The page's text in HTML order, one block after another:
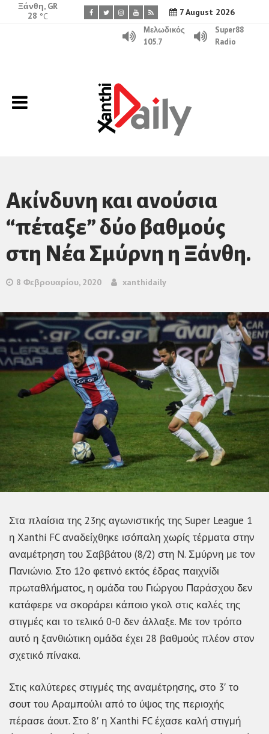
7 August 2026
Ξάνθη, GR
28 °C
Μελωδικός
105.7
Super88
Radio
Ακίνδυνη και ανούσια
“πέταξε” δύο βαθμούς
στη Νέα Σμύρνη η Ξάνθη.
8 Φεβρουαρίου, 2020 xanthidaily
Στα πλαίσια της 23ης αγωνιστικής της Super League 1
η Xanthi FC αναδείχθηκε ισόπαλη χωρίς τέρματα στην
αναμέτρηση του Σαββάτου (8/2) στη Ν. Σμύρνη με τον
Πανιώνιο. Στο 12ο φετινό εκτός έδρας παιχνίδι
πρωταθλήματος, η ομάδα του Γιώργου Παράσχου δεν
κατάφερε να σκοράρει κάποιο γκολ στις καλές της
στιγμές και το τελικό 0-0 δεν άλλαξε. Με τον τρόπο
αυτό η ξανθιώτικη ομάδα έχει 28 βαθμούς πλέον στον
σχετικό πίνακα.
Στις καλύτερες στιγμές της αναμέτρησης, στο 3′ το
σουτ του Αραμπούλι από το ύψος της περιοχής
πέρασε άουτ. Στο 8′ η Xanthi FC έχασε καλή στιγμή